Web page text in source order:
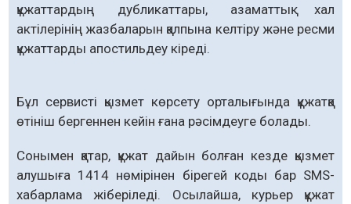
құжаттардың дубликаттары, азаматтық хал
актілерінің жазбаларын қалпына келтіру және ресми
құжаттарды апостильдеу кіреді.
Бұл сервисті қызмет көрсету орталығында құжатқа
өтініш бергеннен кейін ғана рәсімдеуге болады.
Сонымен қатар, құжат дайын болған кезде қызмет
алушыға 1414 нөмірінен бірегей коды бар SMS-
хабарлама жіберіледі. Осылайша, курьер құжат